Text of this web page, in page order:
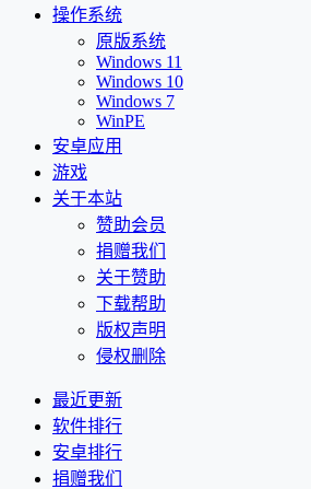
操作系统
原版系统
Windows 11
Windows 10
Windows 7
WinPE
安卓应用
游戏
关于本站
赞助会员
捐赠我们
关于赞助
下载帮助
版权声明
侵权删除
最近更新
软件排行
安卓排行
捐赠我们